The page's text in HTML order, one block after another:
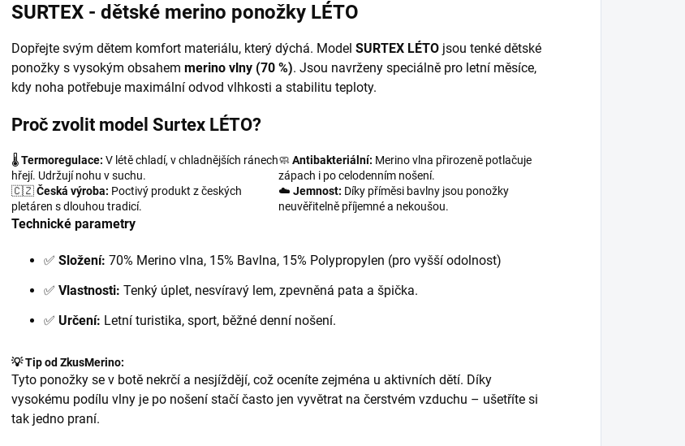
SURTEX - dětské merino ponožky LÉTO
Dopřejte svým dětem komfort materiálu, který dýchá. Model SURTEX LÉTO jsou tenké dětské
ponožky s vysokým obsahem merino vlny (70 %). Jsou navrženy speciálně pro letní měsíce,
kdy noha potřebuje maximální odvod vlhkosti a stabilitu teploty.
Proč zvolit model Surtex LÉTO?
🌡️Termoregulace: V létě chladí, v chladnějších ránech
hřejí. Udržují nohu v suchu.
🧼 Antibakteriální: Merino vlna přirozeně potlačuje
zápach i po celodenním nošení.
🇨🇿Česká výroba: Poctivý produkt z českých
pletáren s dlouhou tradicí.
☁️ Jemnost: Díky příměsi bavlny jsou ponožky
neuvěřitelně příjemné a nekoušou.
Technické parametry
✅ Složení: 70% Merino vlna, 15% Bavlna, 15% Polypropylen (pro vyšší odolnost)
✅ Vlastnosti: Tenký úplet, nesvíravý lem, zpevněná pata a špička.
✅ Určení: Letní turistika, sport, běžné denní nošení.
💡 Tip od ZkusMerino:
Tyto ponožky se v botě nekrčí a nesjíždějí, což oceníte zejména u aktivních dětí. Díky
vysokému podílu vlny je po nošení stačí často jen vyvětrat na čerstvém vzduchu – ušetříte si
tak jedno praní.